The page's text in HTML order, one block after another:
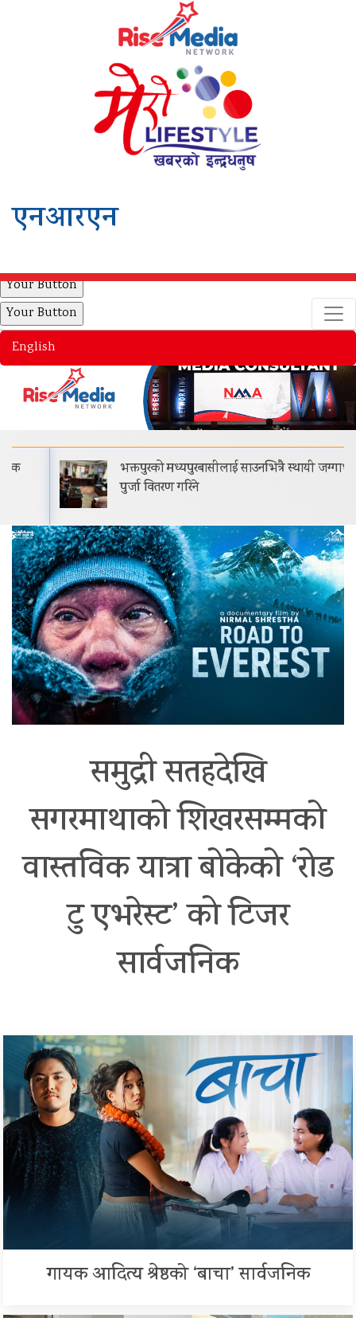
एनआरएन
Your Button
Your Button
English
भक्तपुरको मध्यपुरबासीलाई साउनभित्रै स्थायी जग्गाधनी
पुर्जा वितरण गरिने
समुद्री सतहदेखि
सगरमाथाको शिखरसम्मको
वास्तविक यात्रा बोकेको ‘रोड
टु एभरेस्ट’ को टिजर
सार्वजनिक
गायक आदित्य श्रेष्ठको ‘बाचा’ सार्वजनिक